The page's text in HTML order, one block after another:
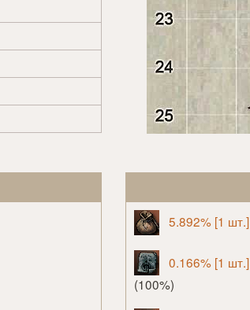
5.892% [1 шт.]
0.166% [1 шт.]
(100%)